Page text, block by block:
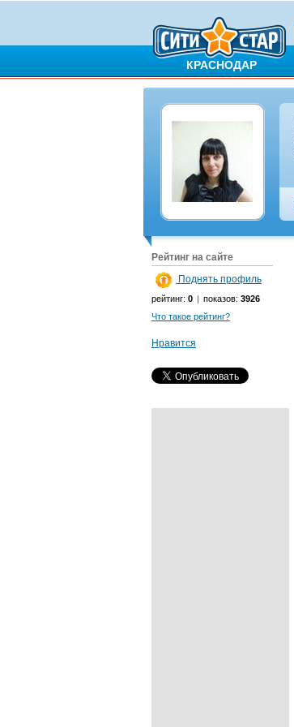
КРАСНОДАР
Рейтинг на сайте
Поднять профиль
рейтинг: 0 | показов: 3926
Что такое рейтинг?
Нравится